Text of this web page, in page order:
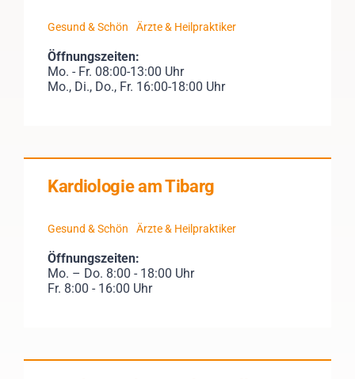
Gesund & Schön Ärzte & Heilpraktiker
Öffnungszeiten:
Mo. - Fr. 08:00-13:00 Uhr
Mo., Di., Do., Fr. 16:00-18:00 Uhr
Kardiologie am Tibarg
Gesund & Schön Ärzte & Heilpraktiker
Öffnungszeiten:
Mo. – Do. 8:00 - 18:00 Uhr
Fr. 8:00 - 16:00 Uhr